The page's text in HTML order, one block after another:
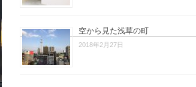
空から見た浅草の町
2018年2月27日